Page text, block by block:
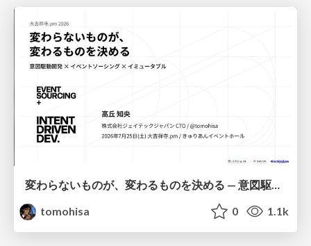
変わらないものが、変わるものを決める — 意図駆動開発 × イベントソーシング × イミュータブル | What Doesn't Change Decides What Can — IDD × Event Sourcing × Immutability
tomohisa
0 1.1k